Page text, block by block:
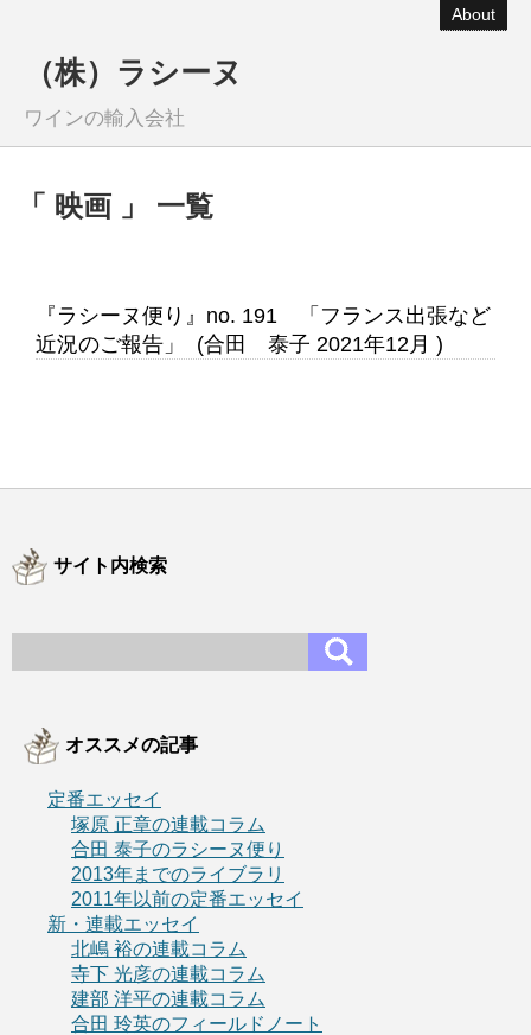
About
（株）ラシーヌ
ワインの輸入会社
「 映画 」 一覧
『ラシーヌ便り』no. 191 「フランス出張など
近況のご報告」 (合田 泰子 2021年12月 )
サイト内検索
オススメの記事
定番エッセイ
塚原 正章の連載コラム
合田 泰子のラシーヌ便り
2013年までのライブラリ
2011年以前の定番エッセイ
新・連載エッセイ
北嶋 裕の連載コラム
寺下 光彦の連載コラム
建部 洋平の連載コラム
合田 玲英のフィールドノート